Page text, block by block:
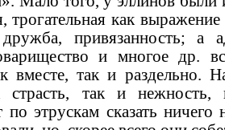
как
привязанность; а
и многое др.
вместе, так и раздельно.
страсть, так и нежность,
по этрускам сказать